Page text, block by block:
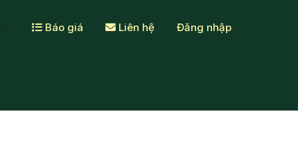
Báo giá Liên hệ Đăng nhập